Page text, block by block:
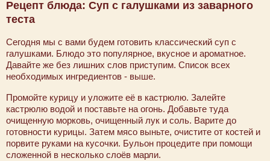
Рецепт блюда: Суп с галушками из заварного
теста
Сегодня мы с вами будем готовить классический суп с
галушками. Блюдо это популярное, вкусное и ароматное.
Давайте же без лишних слов приступим. Список всех
необходимых ингредиентов - выше.
Промойте курицу и уложите её в кастрюлю. Залейте
кастрюлю водой и поставьте на огонь. Добавьте туда
очищенную морковь, очищенный лук и соль. Варите до
готовности курицы. Затем мясо выньте, очистите от костей и
порвите руками на кусочки. Бульон процедите при помощи
сложенной в несколько слоёв марли.